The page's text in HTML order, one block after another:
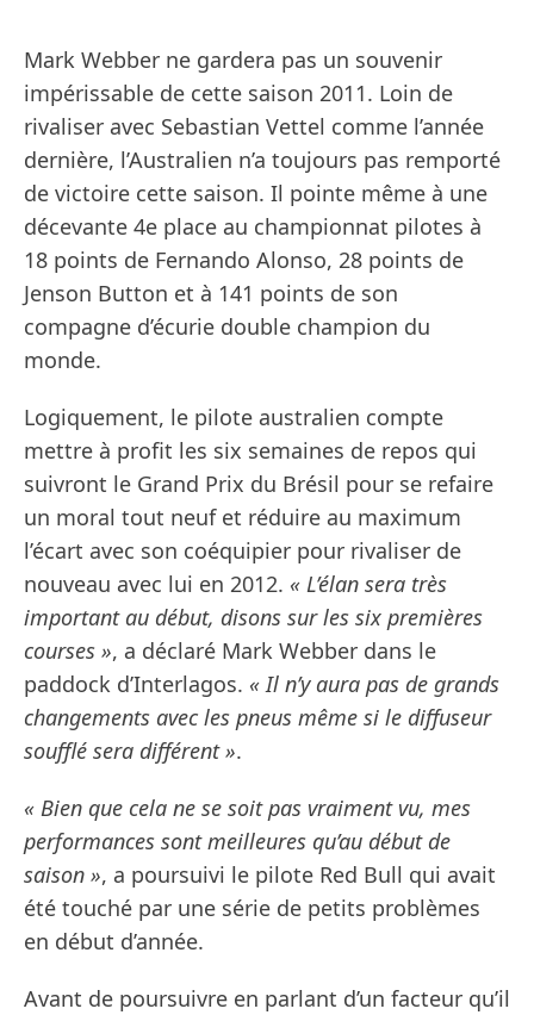
Mark Webber ne gardera pas un souvenir
impérissable de cette saison 2011. Loin de
rivaliser avec Sebastian Vettel comme l’année
dernière, l’Australien n’a toujours pas remporté
de victoire cette saison. Il pointe même à une
décevante 4e place au championnat pilotes à
18 points de Fernando Alonso, 28 points de
Jenson Button et à 141 points de son
compagne d’écurie double champion du
monde.
Logiquement, le pilote australien compte
mettre à profit les six semaines de repos qui
suivront le Grand Prix du Brésil pour se refaire
un moral tout neuf et réduire au maximum
l’écart avec son coéquipier pour rivaliser de
nouveau avec lui en 2012. « L’élan sera très
important au début, disons sur les six premières
courses », a déclaré Mark Webber dans le
paddock d’Interlagos. « Il n’y aura pas de grands
changements avec les pneus même si le diffuseur
soufflé sera différent ».
« Bien que cela ne se soit pas vraiment vu, mes
performances sont meilleures qu’au début de
saison », a poursuivi le pilote Red Bull qui avait
été touché par une série de petits problèmes
en début d’année.
Avant de poursuivre en parlant d’un facteur qu’il